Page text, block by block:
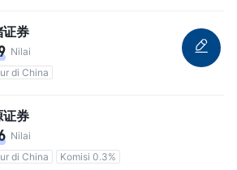
证券
Nilai
di China
证券
Nilai
di China
Komisi 0.3%